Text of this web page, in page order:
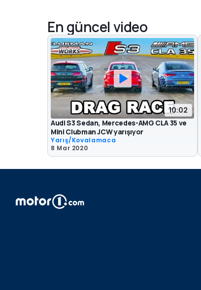
En güncel video
10:02
Audi S3 Sedan, Mercedes-AMG CLA 35 ve
Mini Clubman JCW yarışıyor
Yarış/Kovalamaca
8 Mar 2020